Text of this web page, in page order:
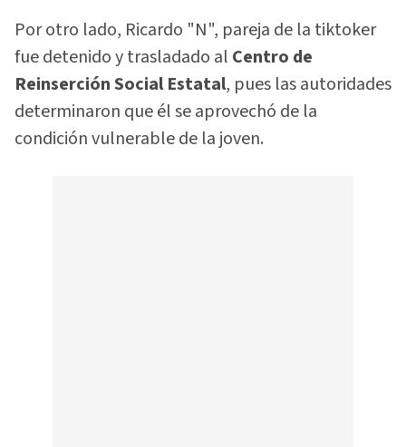
Por otro lado, Ricardo "N", pareja de la tiktoker
fue detenido y trasladado al Centro de
Reinserción Social Estatal, pues las autoridades
determinaron que él se aprovechó de la
condición vulnerable de la joven.